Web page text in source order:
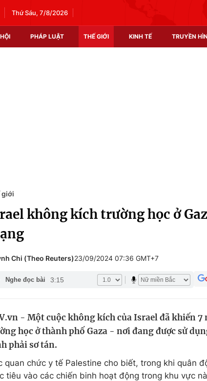
Thứ Sáu, 7/8/2026
PHÁP LUẬT THẾ GIỚI KINH TẾ TRUYỀN
Du lịch
Chất lượng cuộc sống
Tuyển sinh
giới
không kích trường học ở
Chi (Theo Reuters)23/09/2024 07:36 GMT+7
Nghe đọc bài 3:15
- Một cuộc không kích của Israel đã khiến
học ở thành phố Gaza - nơi đang được sử
phải sơ tán.
quan chức y tế Palestine cho biết, trong khi quân
tiêu vào các chiến binh hoạt động trong khu vực